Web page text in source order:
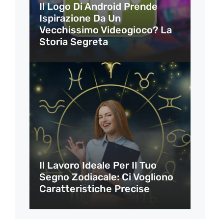
Il Logo Di Android Prende
Ispirazione Da Un
Vecchissimo Videogioco? La
Storia Segreta
Il Lavoro Ideale Per Il Tuo
Segno Zodiacale: Ci Vogliono
Caratteristiche Precise